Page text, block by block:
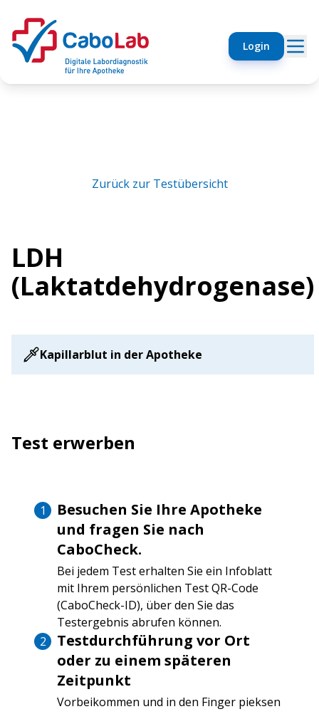
Login
Zurück zur Testübersicht
LDH
(Laktatdehydrogenase)
Kapillarblut in der Apotheke
Test erwerben
Besuchen Sie Ihre Apotheke
und fragen Sie nach
CaboCheck.
Bei jedem Test erhalten Sie ein Infoblatt
mit Ihrem persönlichen Test QR-Code
(CaboCheck-ID), über den Sie das
Testergebnis abrufen können.
Testdurchführung vor Ort
oder zu einem späteren
Zeitpunkt
Vorbeikommen und in den Finger pieksen